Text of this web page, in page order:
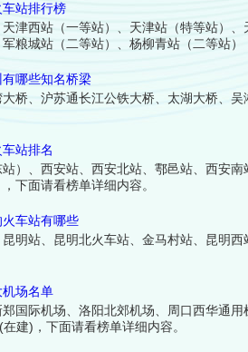
站排行榜
津西站（一等站）、天津站（特等站）
粮城站（二等站）、杨柳青站（二等站）
哪些知名桥梁
桥、沪苏通长江公铁大桥、太湖大桥、
站排名
）、西安站、西安北站、鄠邑站、西安
下面请看榜单详细内容。
车站有哪些
明站、昆明北火车站、金马村站、昆明
场名单
国际机场、洛阳北郊机场、周口西华通
建)，下面请看榜单详细内容。